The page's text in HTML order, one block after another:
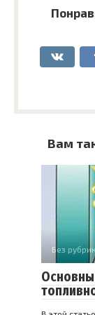
Вам
Без